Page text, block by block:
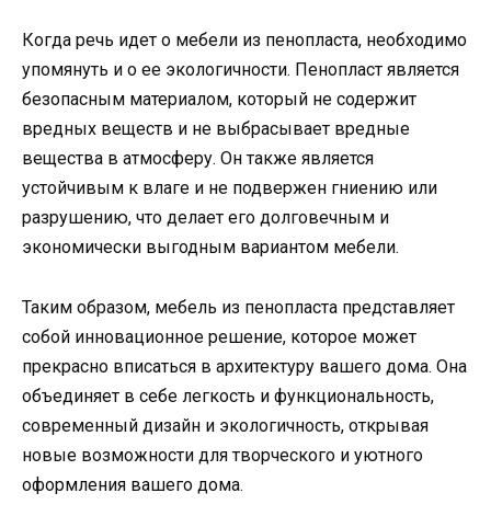
Когда речь идет о мебели из пенопласта, необходимо
упомянуть и о ее экологичности. Пенопласт является
безопасным материалом, который не содержит
вредных веществ и не выбрасывает вредные
вещества в атмосферу. Он также является
устойчивым к влаге и не подвержен гниению или
разрушению, что делает его долговечным и
экономически выгодным вариантом мебели.
Таким образом, мебель из пенопласта представляет
собой инновационное решение, которое может
прекрасно вписаться в архитектуру вашего дома. Она
объединяет в себе легкость и функциональность,
современный дизайн и экологичность, открывая
новые возможности для творческого и уютного
оформления вашего дома.